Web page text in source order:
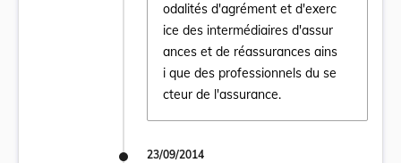
odalités d'agrément et d'exerc
ice des intermédiaires d'assur
ances et de réassurances ains
i que des professionnels du se
cteur de l'assurance.
Ouvrir le document Règlement grand-
23/09/2014